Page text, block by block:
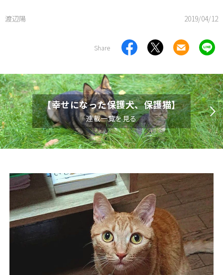
渡辺陽 2019/04/12
Share
【幸せになった保護犬、保護猫】
連載一覧を見る